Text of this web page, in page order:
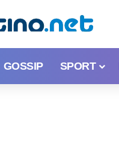
GOSSIP SPORT